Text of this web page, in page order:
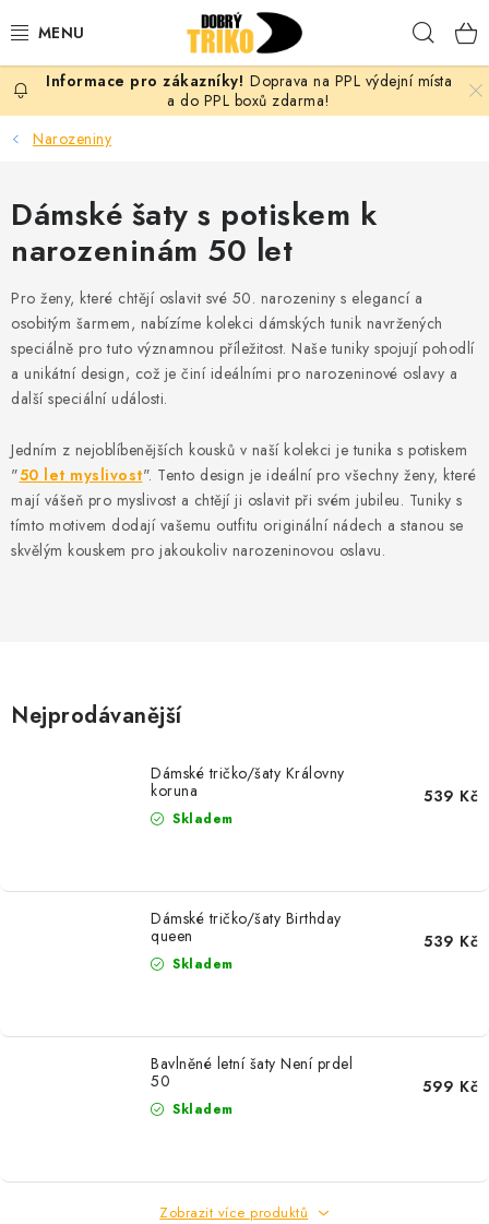
na
PRO ŽENY
PRO MUŽE
PRO DĚTI
DOPLŇKY
PRO PÁRY
VLASTNÍ MOTIV
MIKINY
OKAMŽITĚ K ODBĚRU
VÁNOCE
PROVIZNÍ SYSTÉM
Doprava na PPL výdejní místa
a do PPL boxů zdarma!
Narozeniny
Dámské šaty s potiskem k
narozeninám 50 let
Pro ženy, které chtějí oslavit své 50. narozeniny s elegancí a
osobitým šarmem, nabízíme kolekci dámských tunik navržených
speciálně pro tuto významnou příležitost. Naše tuniky spojují pohodlí
a unikátní design, což je činí ideálními pro narozeninové oslavy a
další speciální události.
Jedním z nejoblíbenějších kousků v naší kolekci je tunika s potiskem
"50 let myslivost". Tento design je ideální pro všechny ženy, které
mají vášeň pro myslivost a chtějí ji oslavit při svém jubileu. Tuniky s
tímto motivem dodají vašemu outfitu originální nádech a stanou se
skvělým kouskem pro jakoukoliv narozeninovou oslavu.
Nejprodávanější
Dámské tričko/šaty Královny
koruna
Skladem
539 Kč
Dámské tričko/šaty Birthday
queen
Skladem
539 Kč
Bavlněné letní šaty Není prdel
50
Skladem
599 Kč
Zobrazit více produktů